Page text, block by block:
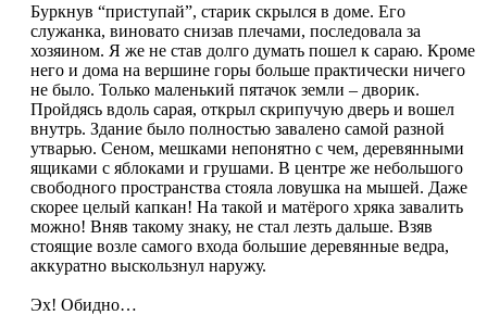
Буркнув “приступай”, старик скрылся в доме. Его
служанка, виновато снизав плечами, последовала за
хозяином. Я же не став долго думать пошел к сараю. Кроме
него и дома на вершине горы больше практически ничего
не было. Только маленький пятачок земли – дворик.
Пройдясь вдоль сарая, открыл скрипучую дверь и вошел
внутрь. Здание было полностью завалено самой разной
утварью. Сеном, мешками непонятно с чем, деревянными
ящиками с яблоками и грушами. В центре же небольшого
свободного пространства стояла ловушка на мышей. Даже
скорее целый капкан! На такой и матёрого хряка завалить
можно! Вняв такому знаку, не стал лезть дальше. Взяв
стоящие возле самого входа большие деревянные ведра,
аккуратно выскользнул наружу.
Эх! Обидно…